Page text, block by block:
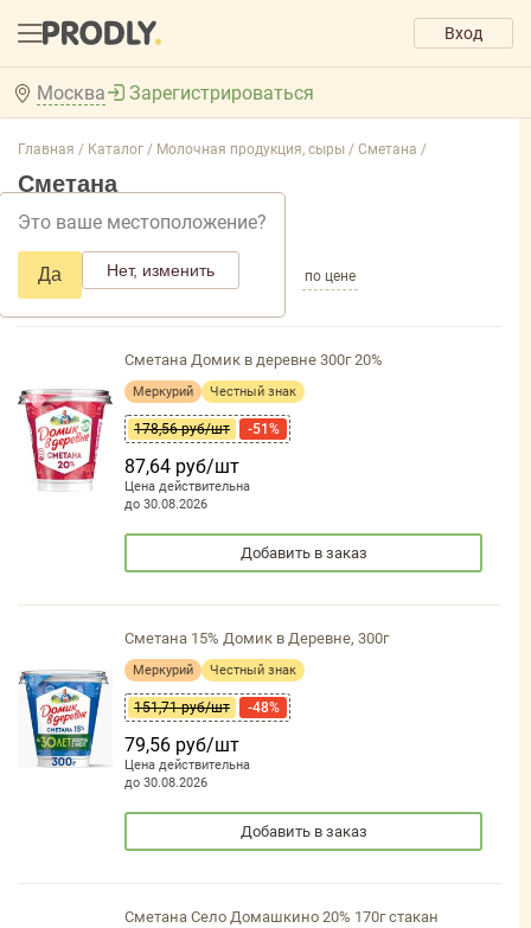
Вход
Москва
Это ваше местоположение?
Да Нет, изменить
Зарегистрироваться
Главная / Каталог / Молочная продукция, сыры / Сметана /
Сметана
Добавить фильтр товаров
по популярности по названию по цене
Сметана Домик в деревне 300г 20%
Меркурий Честный знак
178,56 руб/шт -51%
87,64 руб/шт
Цена действительна
до 30.08.2026
Добавить в заказ
Сметана 15% Домик в Деревне, 300г
Меркурий Честный знак
151,71 руб/шт -48%
79,56 руб/шт
Цена действительна
до 30.08.2026
Добавить в заказ
Сметана Село Домашкино 20% 170г стакан